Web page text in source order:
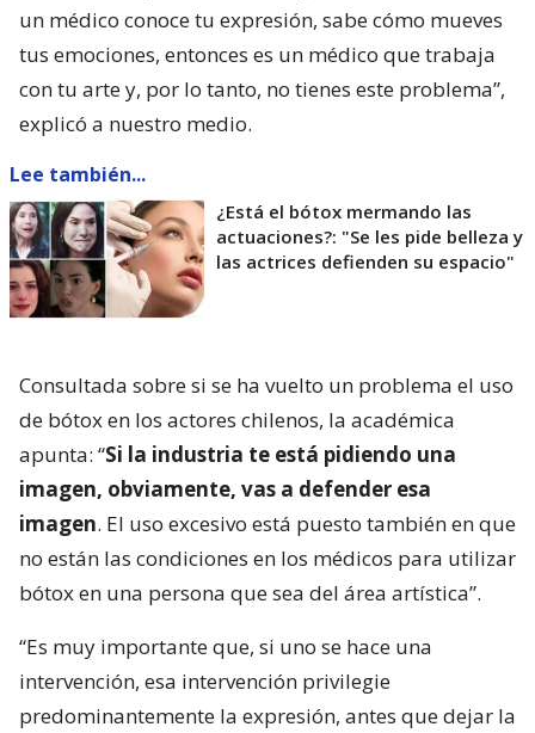
un médico conoce tu expresión, sabe cómo mueves
tus emociones, entonces es un médico que trabaja
con tu arte y, por lo tanto, no tienes este problema”,
explicó a nuestro medio.
Lee también...
¿Está el bótox mermando las
actuaciones?: "Se les pide belleza y
las actrices defienden su espacio"
Consultada sobre si se ha vuelto un problema el uso
de bótox en los actores chilenos, la académica
apunta: “Si la industria te está pidiendo una
imagen, obviamente, vas a defender esa
imagen. El uso excesivo está puesto también en que
no están las condiciones en los médicos para utilizar
bótox en una persona que sea del área artística”.
“Es muy importante que, si uno se hace una
intervención, esa intervención privilegie
predominantemente la expresión, antes que dejar la